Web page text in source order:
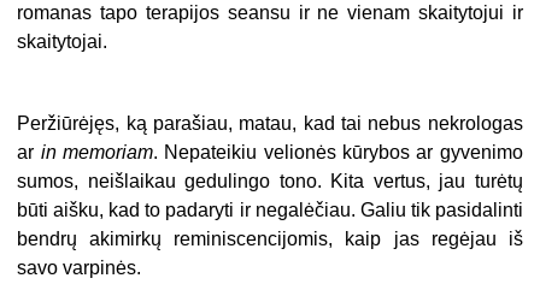
romanas tapo terapijos seansu ir ne vienam skaitytojui ir
skaitytojai.
Peržiūrėjęs, ką parašiau, matau, kad tai nebus nekrologas
ar in memoriam. Nepateikiu velionės kūrybos ar gyvenimo
sumos, neišlaikau gedulingo tono. Kita vertus, jau turėtų
būti aišku, kad to padaryti ir negalėčiau. Galiu tik pasidalinti
bendrų akimirkų reminiscencijomis, kaip jas regėjau iš
savo varpinės.